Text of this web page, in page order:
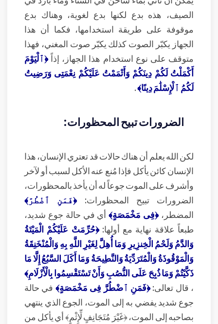
الصيف، هذه بدع لكنها بدع لغوية، وهناك بدع
موقوفة على طريقة استخدامها، فكما أن هذا
الجهاز يكبّر الصوت كذلك يكبّر صوت المغني، فهذا
متوقف على نوع استخدام هذا الجهاز، إذاً﴿ٱلْيَوْمَ
أَكْمَلْتُ لَكُمْ دِينَكُمْ وَأَتْمَمْتُ عَلَيْكُمْ نِعْمَتِى وَرَضِيتُ
لَكُمُ ٱلْإِسْلَٰمَ دِينًا﴾.
الضرورات تبيح المحظورات:
لكن الله يعلم أن هناك حالات قد تعتري الإنسان، هذا
الإنسان كائن يأكل فإذا مُنع عنه الأكل لسبب أو لآخر
وأشرف على الموت جوعاً له أن يأخذ بالمحظورات،
الضرورات تبيح المحظورات:﴿فَمَنِ ٱضْطُرَّ﴾
المضطر،﴿فِى مَخْمَصَةٍ﴾ أي في حالة جوع شديد،
طبعاً علاقة نهاية مع أولها:﴿حُرِّمَتْ عَلَيْكُمْ الْمَيْتَةُ
وَالدَّمُ وَلَحْمُ الْخِنزِيرِ وَمَا أُهِلَّ لِغَيْرِ اللَّهِ بِهِ وَالْمُنْخَنِقَةُ
وَالْمَوْقُوذَةُ وَالْمُتَرَدِّيَةُ وَالنَّطِيحَةُ وَمَا أَكَلَ السَّبُعُ إِلَّا مَا
ذَكَّيْتُمْ وَمَا ذُبِحَ عَلَى النُّصُبِ وَأَنْ تَسْتَقْسِمُوا بِالْأَزْلَامِ﴾
، قال تعالى:﴿فَمَنِ ٱضْطُرَّ فِى مَخْمَصَةٍ﴾ في حالة
جوع شديد يفضي به إلى الموت، الجوع الذي ينتهي
بصاحبه إلى الموت، ﴿غَيْرَ مُتَجَانِفٍ لِّإِثْمٍ﴾ أي يأكل من